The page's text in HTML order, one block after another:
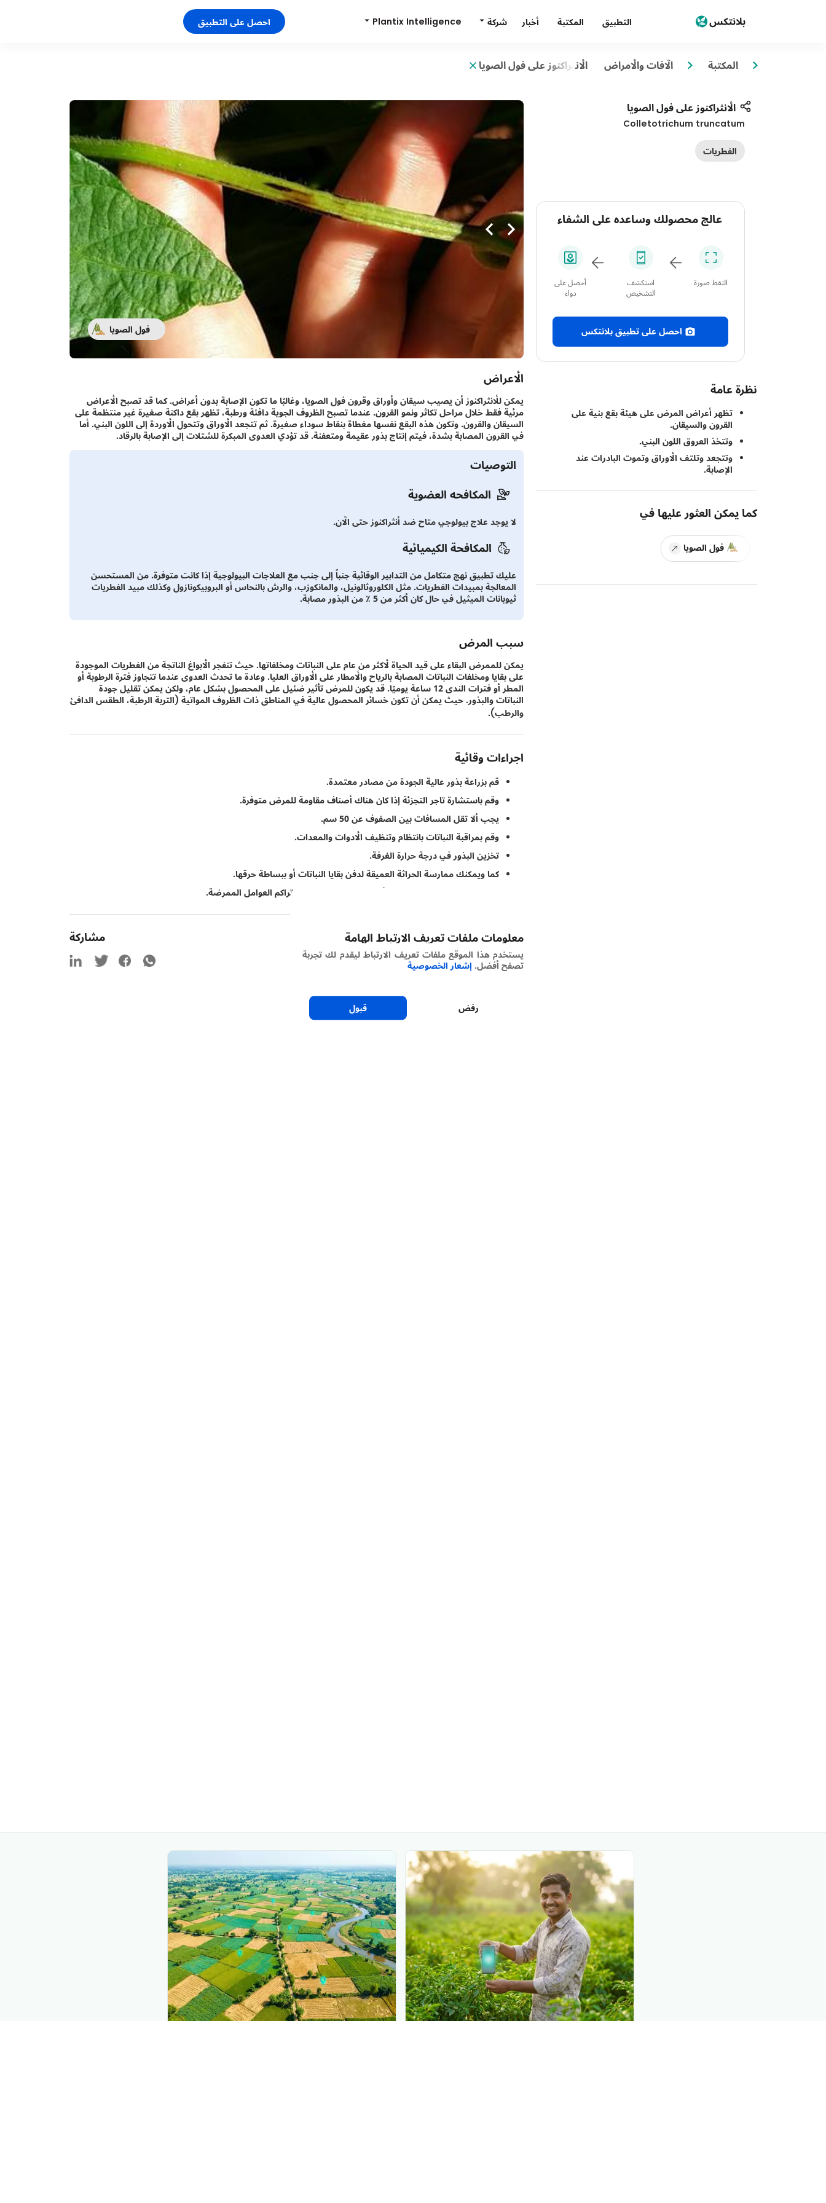
التطبيق المكتبة أخبار شركة Plantix Intelligence احصل على التطبيق
المكتبة الآفات والأمراض الأنثراكنوز على فول الصويا
الأنثراكنوز على فول الصويا
Colletotrichum truncatum
الفطريات
عالج محصولك وساعده على الشفاء
التقط صورة
استكشف
التشخيص
أحصل على
دواء
احصل على تطبيق بلانتكس
نظرة عامة
تظهر أعراض المرض على هيئة بقع بنية على
القرون والسيقان.
وتتخذ العروق اللون البني.
وتتجعد وتلتف الأوراق وتموت البادرات عند
الإصابة.
كما يمكن العثور عليها في
فول الصويا
فول الصويا
الأعراض
يمكن للأنثراكنوز أن يصيب سيقان وأوراق وقرون فول الصويا، وغالبًا ما تكون الإصابة بدون أعراض. كما قد تصبح الأعراض
مرئية فقط خلال مراحل تكاثر ونمو القرون. عندما تصبح الظروف الجوية دافئة ورطبة، تظهر بقع داكنة صغيرة غير منتظمة على
السيقان والقرون. وتكون هذه البقع نفسها مغطاة بنقاط سوداء صغيرة. ثم تتجعد الأوراق وتتحول الأوردة إلى اللون البني. أما
في القرون المصابة بشدة، فيتم إنتاج بذور عقيمة ومتعفنة. قد تؤدي العدوى المبكرة للشتلات إلى الإصابة بالرقاد.
التوصيات
المكافحه العضوية
لا يوجد علاج بيولوجي متاح ضد أنثراكنوز حتى الآن.
المكافحة الكيميائية
عليك تطبيق نهج متكامل من التدابير الوقائية جنباً إلى جنب مع العلاجات البيولوجية إذا كانت متوفرة. من المستحسن
المعالجة بمبيدات الفطريات. مثل الكلوروثالونيل، والمانكوزب، والرش بالنحاس أو البروبيكونازول وكذلك مبيد الفطريات
ثيوبانات الميثيل في حال كان أكثر من 5 ٪ من البذور مصابة.
سبب المرض
يمكن للممرض البقاء على قيد الحياة لأكثر من عام على النباتات ومخلفاتها. حيث تنفجر الأبواغ الناتجة من الفطريات الموجودة
على بقايا ومخلفات النباتات المصابة بالرياح والأمطار على الأوراق العليا. وعادة ما تحدث العدوى عندما تتجاوز فترة الرطوبة أو
المطر أو فترات الندى 12 ساعة يوميًا. قد يكون للمرض تأثير ضئيل على المحصول بشكل عام، ولكن يمكن تقليل جودة
النباتات والبذور. حيث يمكن أن تكون خسائر المحصول عالية في المناطق ذات الظروف المواتية (التربة الرطبة، الطقس الدافئ
والرطب).
اجراءات وقائية
قم بزراعة بذور عالية الجودة من مصادر معتمدة.
وقم باستشارة تاجر التجزئة إذا كان هناك أصناف مقاومة للمرض متوفرة.
يجب ألا تقل المسافات بين الصفوف عن 50 سم.
وقم بمراقبة النباتات بانتظام وتنظيف الأدوات والمعدات.
تخزين البذور في درجة حرارة الغرفة.
كما ويمكنك ممارسة الحراثة العميقة لدفن بقايا النباتات أو ببساطة حرقها.
وممارسة مناوبة المحاصيل مع أخرى غير مضيفة لتجنب تراكم العوامل الممرضة.
مشاركة معلومات ملفات تعريف الارتباط الهامة
يستخدم هذا الموقع ملفات تعريف الارتباط ليقدم لك تجربة
تصفح أفضل. إشعار الخصوصية
رفض قبول